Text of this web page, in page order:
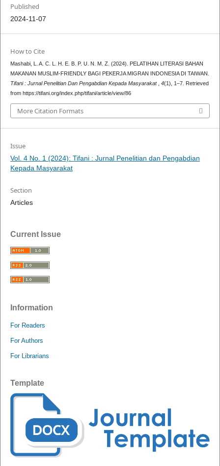
Published
2024-11-07
How to Cite
Mashabi, L. A. C. L. H. E. B. P. U. N. M. Z. (2024). PELATIHAN LITERASI BAHAN
MAKANAN MUSLIM-FRIENDLY BAGI PEKERJA MIGRAN INDONESIA DI TAIWAN.
Tifani : Jurnal Penelitian Dan Pengabdian Kepada Masyarakat
4(1), 1–7. Retrieved
from https://tifani.org/index.php/tifani/article/view/86
More Citation Formats
Issue
Vol. 4 No. 1 (2024): Tifani : Jurnal Penelitian dan Pengabdian
Kepada Masyarakat
Section
Articles
Current Issue
Information
For Readers
For Authors
For Librarians
Template